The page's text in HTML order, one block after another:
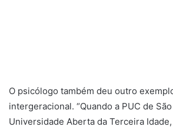
O psicólogo também deu outro
intergeracional. “Quando a PUC de
Universidade Aberta da Terceira